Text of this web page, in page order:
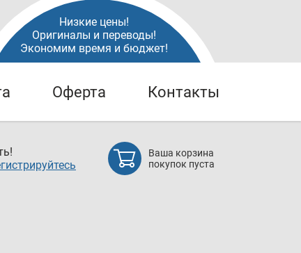
Низкие цены!
Оригиналы и переводы!
Экономим время и бюджет!
Оферта Контакты
Ваша корзина
покупок пуста